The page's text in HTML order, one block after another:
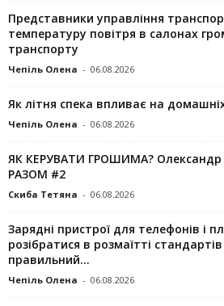
Представники управління
температуру повітря в салонах
транспорту
Чепіль Олена - 06.08.2026
Як літня спека впливає на
Чепіль Олена - 06.08.2026
ЯК КЕРУВАТИ ГРОШИМА?
РАЗОМ #2
Скиба Тетяна - 06.08.2026
Зарядні пристрої для телефонів і
розібратися в розмаїтті
правильний...
Чепіль Олена - 06.08.2026